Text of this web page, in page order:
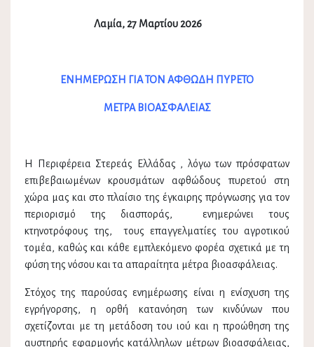
Λαμία, 27 Μαρτίου 2026
ΕΝΗΜΕΡΩΣΗ ΓΙΑ ΤΟΝ ΑΦΘΩΔΗ ΠΥΡΕΤΟ
ΜΕΤΡΑ ΒΙΟΑΣΦΑΛΕΙΑΣ
Η Περιφέρεια Στερεάς Ελλάδας , λόγω των πρόσφατων
επιβεβαιωμένων κρουσμάτων αφθώδους πυρετού στη
χώρα μας και στο πλαίσιο της έγκαιρης πρόγνωσης για τον
περιορισμό της διασποράς, ενημερώνει τους
κτηνοτρόφους της, τους επαγγελματίες του αγροτικού
τομέα, καθώς και κάθε εμπλεκόμενο φορέα σχετικά με τη
φύση της νόσου και τα απαραίτητα μέτρα βιοασφάλειας.
Στόχος της παρούσας ενημέρωσης είναι η ενίσχυση της
εγρήγορσης, η ορθή κατανόηση των κινδύνων που
σχετίζονται με τη μετάδοση του ιού και η προώθηση της
αυστηρής εφαρμογής κατάλληλων μέτρων βιοασφάλειας,